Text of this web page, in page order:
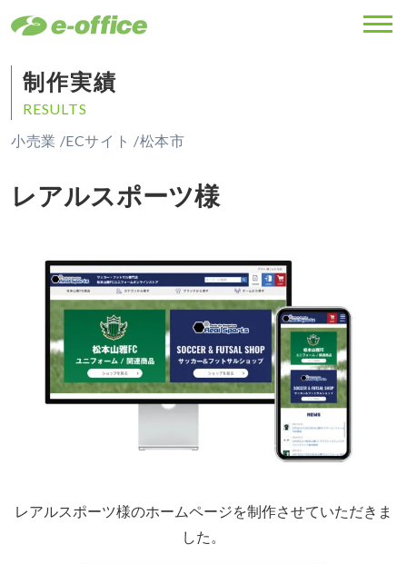
制作実績
RESULTS
小売業 /ECサイト /松本市
レアルスポーツ様
レアルスポーツ様のホームページを制作させていただきま
した。